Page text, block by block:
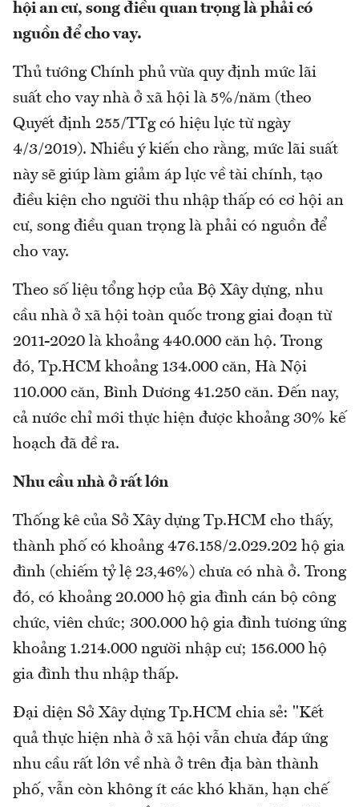
hội an cư, song điều quan trọng là phải có
nguồn để cho vay.
Thủ tướng Chính phủ vừa quy định mức lãi
suất cho vay nhà ở xã hội là 5%/năm (theo
Quyết định 255/TTg có hiệu lực từ ngày
4/3/2019). Nhiều ý kiến cho rằng, mức lãi suất
này sẽ giúp làm giảm áp lực về tài chính, tạo
điều kiện cho người thu nhập thấp có cơ hội an
cư, song điều quan trọng là phải có nguồn để
cho vay.
Theo số liệu tổng hợp của Bộ Xây dựng, nhu
cầu nhà ở xã hội toàn quốc trong giai đoạn từ
2011-2020 là khoảng 440.000 căn hộ. Trong
đó, Tp.HCM khoảng 134.000 căn, Hà Nội
110.000 căn, Bình Dương 41.250 căn. Đến nay,
cả nước chỉ mới thực hiện được khoảng 30% kế
hoạch đã đề ra.
Nhu cầu nhà ở rất lớn
Thống kê của Sở Xây dựng Tp.HCM cho thấy,
thành phố có khoảng 476.158/2.029.202 hộ gia
đình (chiếm tỷ lệ 23,46%) chưa có nhà ở. Trong
đó, có khoảng 20.000 hộ gia đình cán bộ công
chức, viên chức; 300.000 hộ gia đình tương ứng
khoảng 1.214.000 người nhập cư; 156.000 hộ
gia đình thu nhập thấp.
Đại diện Sở Xây dựng Tp.HCM chia sẻ: "Kết
quả thực hiện nhà ở xã hội vẫn chưa đáp ứng
nhu cầu rất lớn về nhà ở trên địa bàn thành
phố, vẫn còn không ít các khó khăn, hạn chế